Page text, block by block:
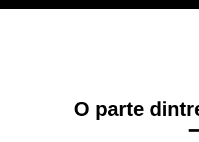
O parte